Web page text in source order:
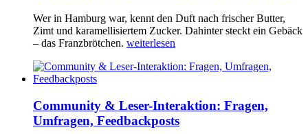
Wer in Hamburg war, kennt den Duft nach frischer Butter,
Zimt und karamellisiertem Zucker. Dahinter steckt ein Gebäck
– das Franzbrötchen. weiterlesen
Community & Leser-Interaktion: Fragen,
Umfragen, Feedbackposts